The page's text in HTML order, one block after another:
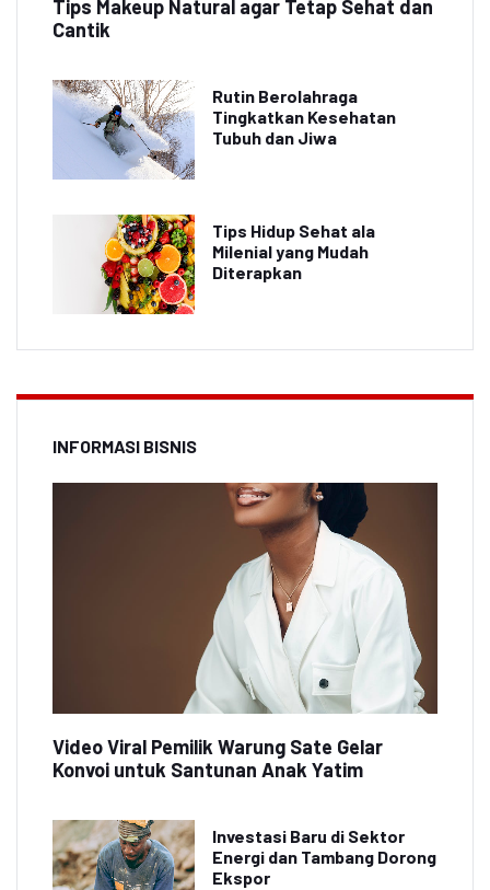
Tips Makeup Natural agar Tetap Sehat dan
Cantik
Rutin Berolahraga
Tingkatkan Kesehatan
Tubuh dan Jiwa
Tips Hidup Sehat ala
Milenial yang Mudah
Diterapkan
INFORMASI BISNIS
Video Viral Pemilik Warung Sate Gelar
Konvoi untuk Santunan Anak Yatim
Investasi Baru di Sektor
Energi dan Tambang Dorong
Ekspor